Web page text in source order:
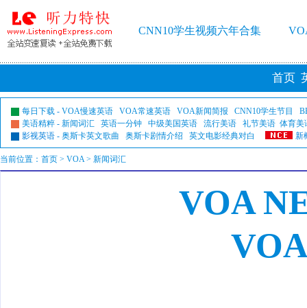
CNN10学生视频六年合集
首页
每日下载 - VOA慢速英语 VOA常速英语 VOA新闻简报 CNN10学生节目
美语精粹 - 新闻词汇 英语一分钟 中级美国英语 流行美语 礼节美语 体育美
影视英语 - 奥斯卡英文歌曲 奥斯卡剧情介绍 英文电影经典对白 新
当前位置： 首页 > VOA> 新闻词汇
VOA